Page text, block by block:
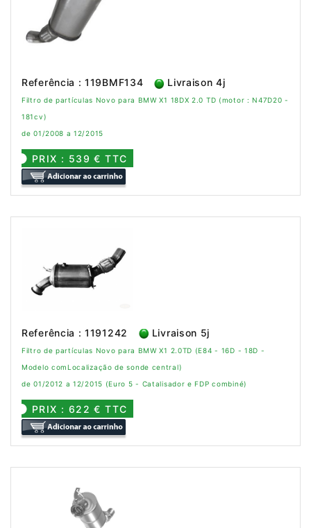
Referência : 119BMF134 Livraison 4j
Filtro de partículas Novo para BMW X1 18DX 2.0 TD (motor : N47D20 -
181cv)
de 01/2008 a 12/2015
PRIX : 539 € TTC
Referência : 1191242 Livraison 5j
Filtro de partículas Novo para BMW X1 2.0TD (E84 - 16D - 18D -
Modelo comLocalização de sonde central)
de 01/2012 a 12/2015 (Euro 5 - Catalisador e FDP combiné)
PRIX : 622 € TTC